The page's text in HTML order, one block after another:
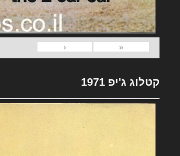
«
‹
קטלוג ג'יפ 1971